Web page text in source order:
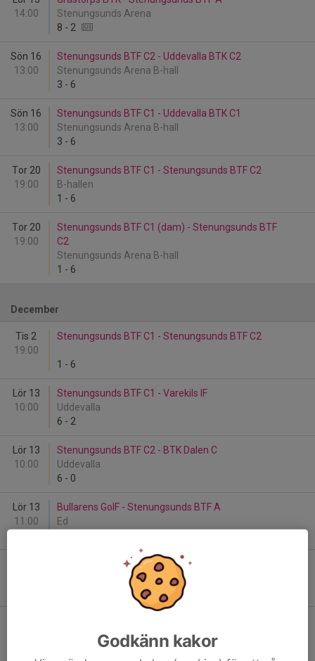
14:00
Stenungsunds Arena
8 - 2
Sön 16
13:00
Stenungsunds BTF C2 - Uddevalla BTK C2
Stenungsunds Arena B-hall
3 - 6
Sön 16
13:00
Stenungsunds BTF C1 - Uddevalla BTK C1
Stenungsunds Arena B-hall
3 - 6
Tor 20
19:00
Stenungsunds BTF C1 - Stenungsunds BTF C2
B-hallen
1 - 6
Tor 20
19:00
Stenungsunds BTF C1 (dam) - Stenungsunds BTF
C2
Stenungsunds Arena B-hall
1 - 6
December
Tis 2
19:00
Stenungsunds BTF C1 - Stenungsunds BTF C2
1 - 6
Lör 13
10:00
Stenungsunds BTF C1 - Varekils IF
Uddevalla
6 - 2
Lör 13
10:00
Stenungsunds BTF C2 - BTK Dalen C
Uddevalla
6 - 0
Lör 13
11:00
Bullarens GoIF - Stenungsunds BTF A
Ed
Stenungsunds BTF C2 - Varekils IF
UddevallaGodkänn kakor